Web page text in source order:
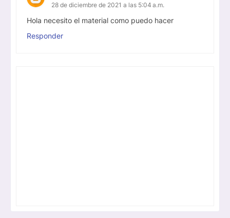
28 de diciembre de 2021 a las 5:04 a.m.
Hola necesito el material como puedo hacer
Responder